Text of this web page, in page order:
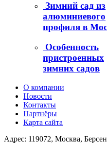
Зимний сад из
алюминиевого
профиля в
Особенность
пристроенных
зимних садов
О компании
Новости
Контакты
Партнёры
Карта сайта
Адрес: 119072, Москва,